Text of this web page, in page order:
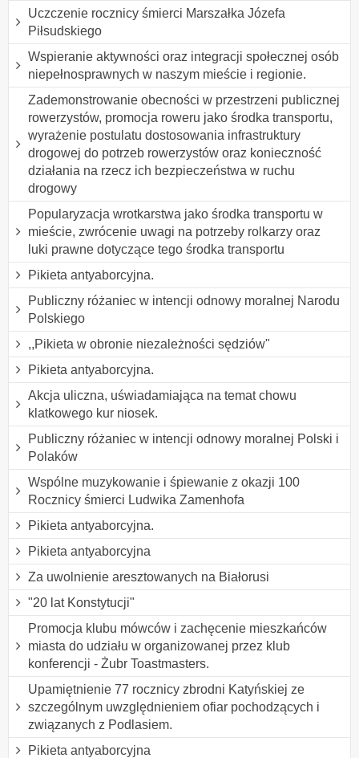
Uczczenie rocznicy śmierci Marszałka Józefa
Piłsudskiego
Wspieranie aktywności oraz integracji społecznej osób
niepełnosprawnych w naszym mieście i regionie.
Zademonstrowanie obecności w przestrzeni publicznej
rowerzystów, promocja roweru jako środka transportu,
wyrażenie postulatu dostosowania infrastruktury
drogowej do potrzeb rowerzystów oraz konieczność
działania na rzecz ich bezpieczeństwa w ruchu
drogowy
Popularyzacja wrotkarstwa jako środka transportu w
mieście, zwrócenie uwagi na potrzeby rolkarzy oraz
luki prawne dotyczące tego środka transportu
Pikieta antyaborcyjna.
Publiczny różaniec w intencji odnowy moralnej Narodu
Polskiego
,,Pikieta w obronie niezależności sędziów"
Pikieta antyaborcyjna.
Akcja uliczna, uświadamiająca na temat chowu
klatkowego kur niosek.
Publiczny różaniec w intencji odnowy moralnej Polski i
Polaków
Wspólne muzykowanie i śpiewanie z okazji 100
Rocznicy śmierci Ludwika Zamenhofa
Pikieta antyaborcyjna.
Pikieta antyaborcyjna
Za uwolnienie aresztowanych na Białorusi
"20 lat Konstytucji"
Promocja klubu mówców i zachęcenie mieszkańców
miasta do udziału w organizowanej przez klub
konferencji - Żubr Toastmasters.
Upamiętnienie 77 rocznicy zbrodni Katyńskiej ze
szczególnym uwzględnieniem ofiar pochodzących i
związanych z Podlasiem.
Pikieta antyaborcyjna